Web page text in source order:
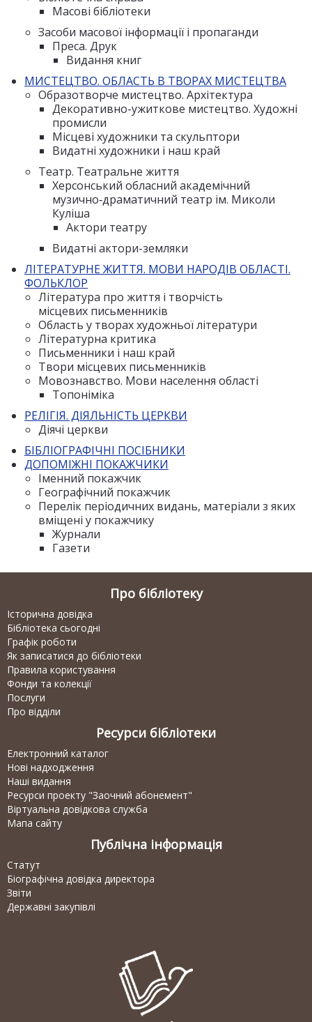
Масові бібліотеки
Засоби масової інформації і пропаганди
Преса. Друк
Видання книг
МИСТЕЦТВО. ОБЛАСТЬ В ТВОРАХ МИСТЕЦТВА
Образотворче мистецтво. Архітектура
Декоративно-ужиткове мистецтво. Художні
промисли
Місцеві художники та скульптори
Видатні художники і наш край
Театр. Театральне життя
Херсонський обласний академічний
музично‑драматичний театр ім. Миколи
Куліша
Актори театру
Видатні актори-земляки
ЛІТЕРАТУРНЕ ЖИТТЯ. МОВИ НАРОДІВ ОБЛАСТІ.
ФОЛЬКЛОР
Література про життя і творчість
місцевих письменників
Область у творах художньої літератури
Літературна критика
Письменники і наш край
Твори місцевих письменників
Мовознавство. Мови населення області
Топоніміка
РЕЛІГІЯ. ДІЯЛЬНІСТЬ ЦЕРКВИ
Діячі церкви
БІБЛІОГРАФІЧНІ ПОСІБНИКИ
ДОПОМІЖНІ ПОКАЖЧИКИ
Іменний покажчик
Географічний покажчик
Перелік періодичних видань, матеріали з яких
вміщені у покажчику
Журнали
Газети
Про бібліотеку
Історична довідка
Бібліотека сьогодні
Графік роботи
Як записатися до бібліотеки
Правила користування
Фонди та колекції
Послуги
Про відділи
Ресурси бібліотеки
Електронний каталог
Нові надходження
Наші видання
Ресурси проекту "Заочний абонемент"
Віртуальна довідкова служба
Мапа сайту
Публічна інформація
Статут
Біографічна довідка директора
Звіти
Державні закупівлі